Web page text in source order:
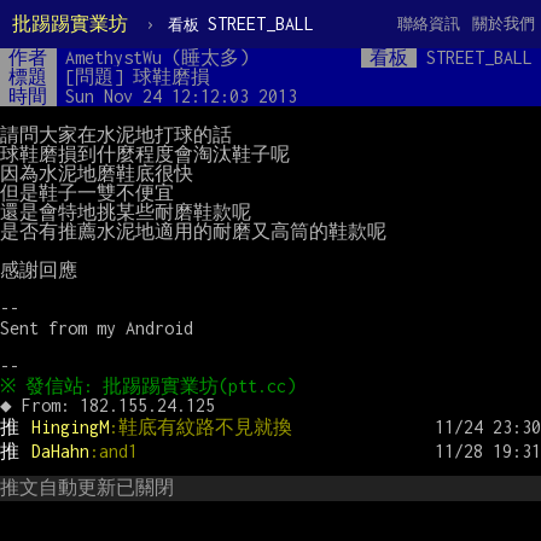
批踢踢實業坊 › 看板 STREET_BALL 關於我們
聯絡資訊
作者 AmethystWu (睡太多) 看板
STREET_BALL
標題
[問題] 球鞋磨損
時間
Sun Nov 24 12:12:03 2013
請問大家在水泥地打球的話
球鞋磨損到什麼程度會淘汰鞋子呢
因為水泥地磨鞋底很快
但是鞋子一雙不便宜
還是會特地挑某些耐磨鞋款呢
是否有推薦水泥地適用的耐磨又高筒的鞋款呢
感謝回應
--
Sent from my Android
推
HingingM:鞋底有紋路不見就換
推
DaHahn :and1
推文自動更新已關閉